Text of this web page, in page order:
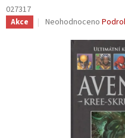
027317
Akce
Průměrné
produktu
hvězdiček.
Neohodnoceno